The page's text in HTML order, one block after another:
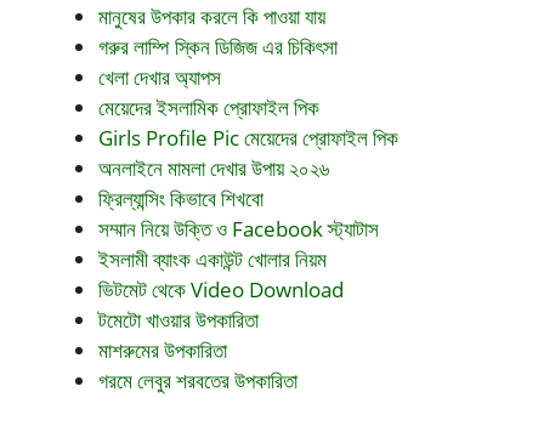
মানুষের উপকার করলে কি পাওয়া যায়
গরুর লাম্পি স্কিন ডিজিজ এর চিকিৎসা
খেলা দেখার অ্যাপস
মেয়েদের ইসলামিক প্রোফাইল পিক
Girls Profile Pic মেয়েদের প্রোফাইল পিক
অনলাইনে মামলা দেখার উপায় ২০২৬
ফ্রিল্যান্সিং কিভাবে শিখবো
সম্মান নিয়ে উক্তি ও Facebook স্ট্যাটাস
ইসলামী ব্যাংক একাউন্ট খোলার নিয়ম
ভিটমেট থেকে Video Download
টমেটো খাওয়ার উপকারিতা
মাশরুমের উপকারিতা
গরমে লেবুর শরবতের উপকারিতা